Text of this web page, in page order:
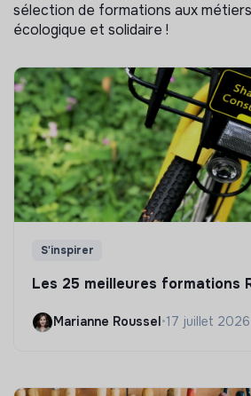
sélection de formations aux
écologique et solidaire !
S'inspirer
Les 25 meilleures formations
Marianne Roussel •17 juillet 2026